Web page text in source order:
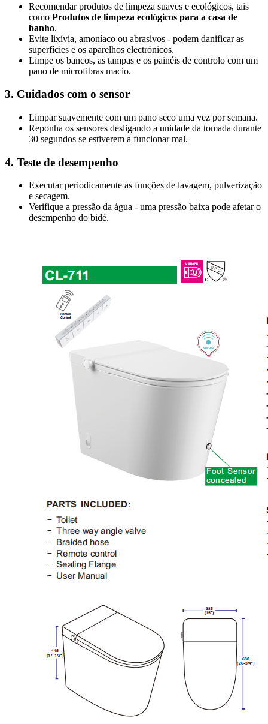
Recomendar produtos de limpeza suaves e ecológicos, tais
como Produtos de limpeza ecológicos para a casa de
banho.
Evite lixívia, amoníaco ou abrasivos - podem danificar as
superfícies e os aparelhos electrónicos.
Limpe os bancos, as tampas e os painéis de controlo com um
pano de microfibras macio.
3. Cuidados com o sensor
Limpar suavemente com um pano seco uma vez por semana.
Reponha os sensores desligando a unidade da tomada durante
30 segundos se estiverem a funcionar mal.
4. Teste de desempenho
Executar periodicamente as funções de lavagem, pulverização
e secagem.
Verifique a pressão da água - uma pressão baixa pode afetar o
desempenho do bidé.